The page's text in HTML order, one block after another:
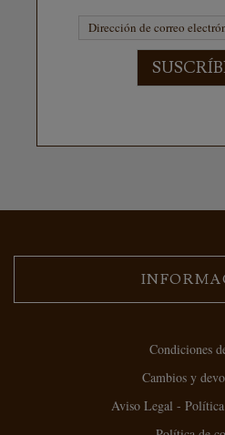
Condiciones
Cambios y
Aviso Legal -